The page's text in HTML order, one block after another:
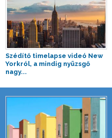
Szédítő timelapse videó New
Yorkról, a mindig nyüzsgő
nagy...